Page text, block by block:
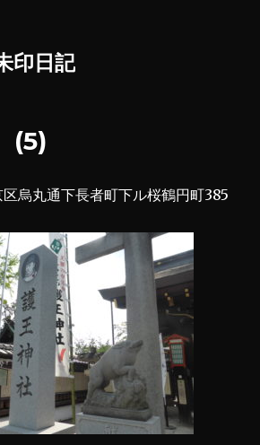
印日記
(5)
烏丸通下長者町下ル桜鶴円町385